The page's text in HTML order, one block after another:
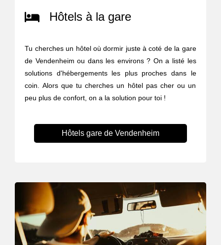
Hôtels à la gare
Tu cherches un hôtel où dormir juste à coté de la gare
de Vendenheim ou dans les environs ? On a listé les
solutions d'hébergements les plus proches dans le
coin. Alors que tu cherches un hôtel pas cher ou un
peu plus de confort, on a la solution pour toi !
Hôtels gare de Vendenheim